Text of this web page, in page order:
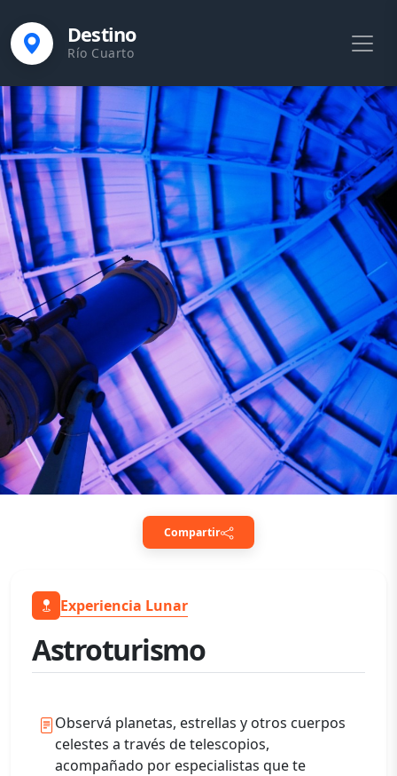
Destino
Río Cuarto
Compartir
Experiencia Lunar
Astroturismo
Observá planetas, estrellas y otros cuerpos
celestes a través de telescopios,
acompañado por especialistas que te